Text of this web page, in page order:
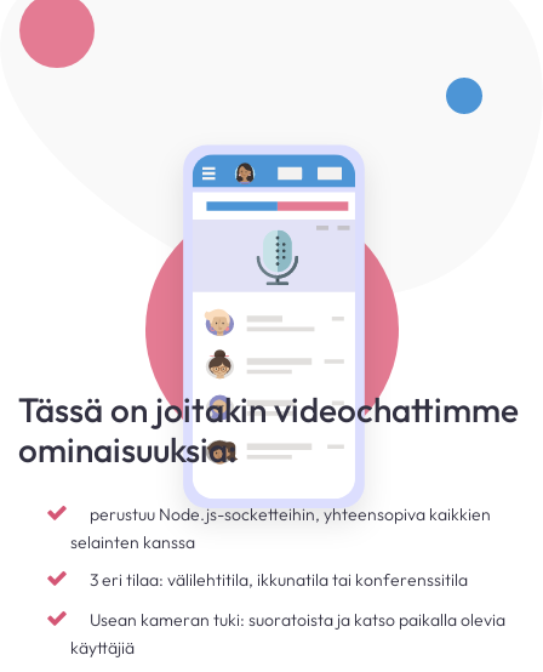
Tässä on joitakin videochattimme
ominaisuuksia:
perustuu Node.js-socketteihin, yhteensopiva kaikkien
selainten kanssa
3 eri tilaa: välilehtitila, ikkunatila tai konferenssitila
Usean kameran tuki: suoratoista ja katso paikalla olevia
käyttäjiä